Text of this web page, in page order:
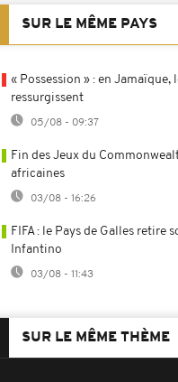
SUR LE MÊME PAYS
« Possession » : en
ressurgissent
05/08 - 09:37
Fin des Jeux du
africaines
03/08 - 16:26
FIFA : le Pays de Galles retire
Infantino
03/08 - 11:43
SUR LE MÊME THÈME